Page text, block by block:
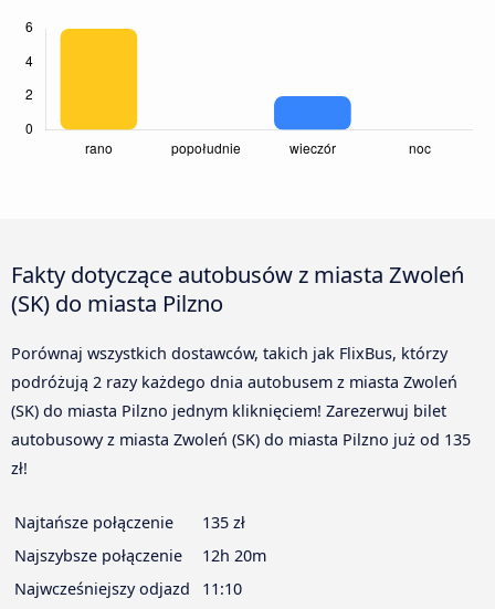
Fakty dotyczące autobusów z miasta Zwoleń
(SK) do miasta Pilzno
Porównaj wszystkich dostawców, takich jak FlixBus, którzy
podróżują 2 razy każdego dnia autobusem z miasta Zwoleń
(SK) do miasta Pilzno jednym kliknięciem! Zarezerwuj bilet
autobusowy z miasta Zwoleń (SK) do miasta Pilzno już od 135
zł!
Najtańsze połączenie
135 zł
Najszybsze połączenie
12h 20m
Najwcześniejszy odjazd
11:10